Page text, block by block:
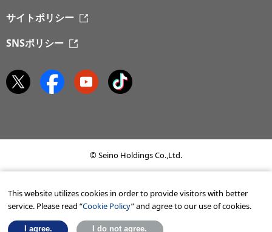
サイトポリシー
SNSポリシー
© Seino Holdings Co.,Ltd.
This website utilizes cookies in order to provide visitors with better
service. Please read “Cookie Policy” and agree to our use of cookies.
I agree. I do not agree.